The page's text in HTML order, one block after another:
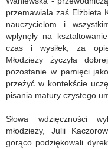
przemawiała zaś Elżbieta
nauczycielom i
wpłynęły na
czas i wysiłek, za
Młodzieży życzyła
pozostanie w pamięci
przeżyć w kontekście
pisania matury czystego
Słowa wdzięczności
młodzieży, Julii
gorąco podziękowali